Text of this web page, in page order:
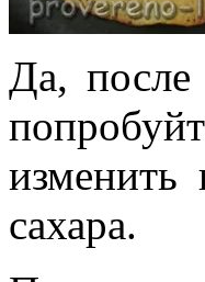
Да, после
изменить
сахара.